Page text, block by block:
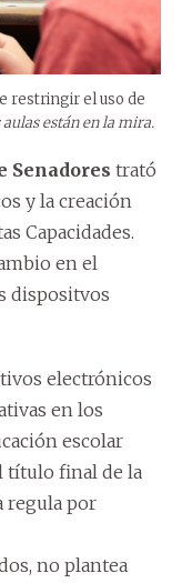
restringir el uso de
están en la mira.
Senadores trató
y la creación
Capacidades.
en el
dispositvos
electrónicos
en los
escolar
título final de la
regula por
no plantea